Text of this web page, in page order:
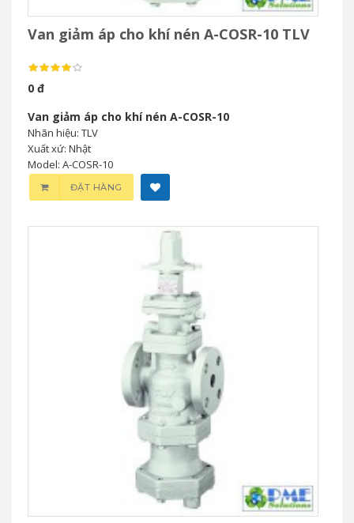
Van giảm áp cho khí nén A-COSR-10 TLV
0 đ
Van giảm áp cho khí nén A-COSR-10
Nhãn hiệu: TLV
Xuất xứ: Nhật
Model: A-COSR-10
ĐẶT HÀNG